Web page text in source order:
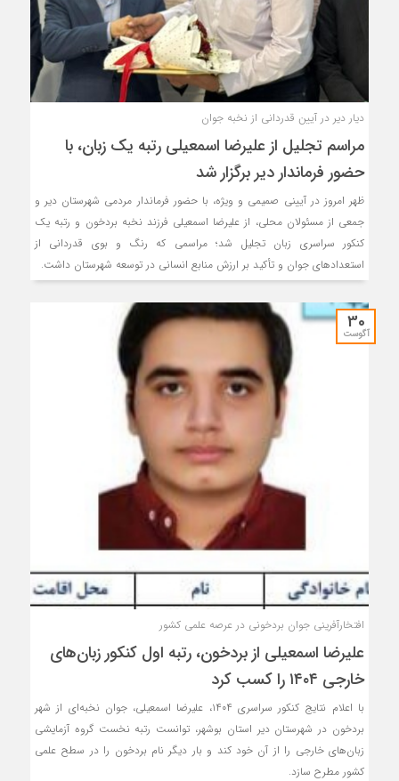
دیار دیر در آیین قدردانی از نخبه جوان
مراسم تجلیل از علیرضا اسمعیلی رتبه یک زبان، با
حضور فرماندار دیر برگزار شد
ظهر امروز در آیینی صمیمی و ویژه، با حضور فرماندار مردمی شهرستان دیر و
جمعی از مسئولان محلی، از علیرضا اسمعیلی فرزند نخبه بردخون و رتبه یک
کنکور سراسری زبان تجلیل شد؛ مراسمی که رنگ و بوی قدردانی از
استعدادهای جوان و تأکید بر ارزش منابع انسانی در توسعه شهرستان داشت.
30
آگوست
افتخارآفرینی جوان بردخونی در عرصه علمی کشور
علیرضا اسمعیلی از بردخون، رتبه اول کنکور زبان‌های
خارجی ۱۴۰۴ را کسب کرد
با اعلام نتایج کنکور سراسری ۱۴۰۴، علیرضا اسمعیلی، جوان نخبه‌ای از شهر
بردخون در شهرستان دیر استان بوشهر، توانست رتبه نخست گروه آزمایشی
زبان‌های خارجی را از آن خود کند و بار دیگر نام بردخون را در سطح علمی
کشور مطرح سازد.